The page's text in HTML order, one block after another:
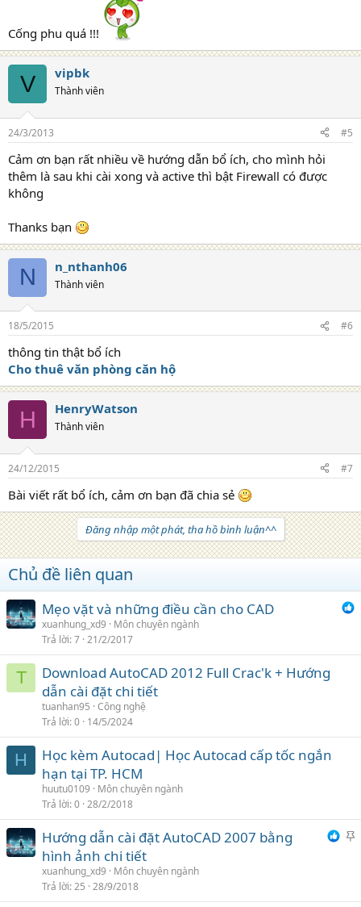
Cống phu quá !!!
V vipbk
Thành viên
24/3/2013 #5
Cảm ơn bạn rất nhiều về hướng dẫn bổ ích, cho mình hỏi
thêm là sau khi cài xong và active thì bật Firewall có được
không
Thanks bạn
N n_nthanh06
Thành viên
18/5/2015 #6
thông tin thật bổ ích
Cho thuê văn phòng căn hộ
H HenryWatson
Thành viên
24/12/2015 #7
Bài viết rất bổ ích, cảm ơn bạn đã chia sẻ
Đăng nhập một phát, tha hồ bình luận^^
Chủ đề liên quan
Mẹo vặt và những điều cần cho CAD
xuanhung_xd9
Môn chuyên ngành
Trả lời 7 21/2/2017
T
Download AutoCAD 2012 Full Crac'k + Hướng
dẫn cài đặt chi tiết
tuanhan95 Công nghệ
Trả lời 0 14/5/2024
H
Học kèm Autocad| Học Autocad cấp tốc ngắn
hạn tại TP. HCM
huutu0109
Môn chuyên ngành
Trả lời 0 28/2/2018
Hướng dẫn cài đặt AutoCAD 2007 bằng
hình ảnh chi tiết
xuanhung_xd9
Môn chuyên ngành
Trả lời 25 28/9/2018